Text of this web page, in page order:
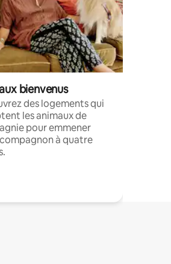
bienvenus
des logements qui
les animaux de
pour emmener
à quatre